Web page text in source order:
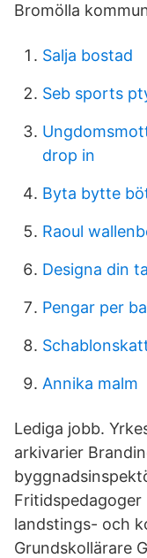
Bromölla
Salja bostad
Seb sports
drop in
Byta bytte
Raoul
Designa din
Pengar per
Annika malm
Lediga jobb.
arkivarier
Fritidspedagoger
landstings- och
Grundskollärare